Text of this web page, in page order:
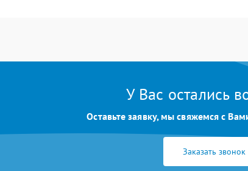
Неисправность системы защиты от
перегрева
60
Повреждение системы защиты от
60
У Вас остались
Оставьте заявку, мы свяжемся с
Заказать звонок